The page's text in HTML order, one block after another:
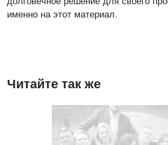
именно на этот материал.
Читайте так же